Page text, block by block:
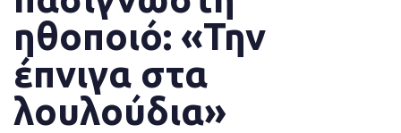
ηθοποιό: «Την
έπνιγα στα
λουλούδια»